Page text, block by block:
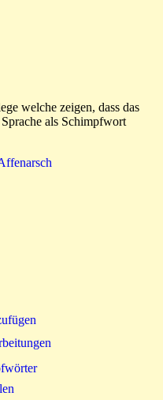
welche zeigen, dass das
als Schimpfwort